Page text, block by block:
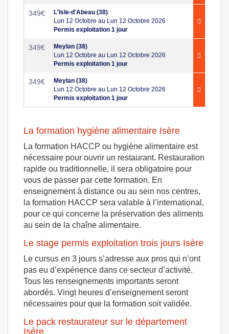
349€
L'Isle-d'Abeau (38)
Lun 12 Octobre au Lun 12 Octobre 2026
Permis exploitation 1 jour
349€
Meylan (38)
Lun 12 Octobre au Lun 12 Octobre 2026
Permis exploitation 1 jour
349€
Meylan (38)
Lun 12 Octobre au Lun 12 Octobre 2026
Permis exploitation 1 jour
La formation hygiène alimentaire Isère
La formation HACCP ou hygiène alimentaire est
nécessaire pour ouvrir un restaurant. Restauration
rapide ou traditionnelle, il sera obligatoire pour
vous de passer par cette formation. En
enseignement à distance ou au sein nos centres,
la formation HACCP sera valable à l’international,
pour ce qui concerne la préservation des aliments
au sein de la chaîne alimentaire.
Le stage permis exploitation trois jours Isère
Le cursus en 3 jours s’adresse aux pros qui n’ont
pas eu d’expérience dans ce secteur d’activité.
Tous les renseignements importants seront
abordés. Vingt heures d’enseignement seront
nécessaires pour que la formation soit validée.
Le pack restaurateur sur le département
Isère